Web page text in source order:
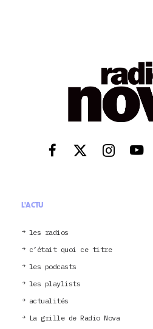
L'ACTU
les radios
c’était quoi ce titre
les podcasts
les playlists
actualités
La grille de Radio Nova